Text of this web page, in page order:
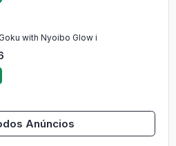
with Nyoibo Glow i
Anúncios